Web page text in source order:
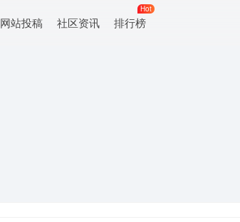
网站投稿 社区资讯 排行榜
Hot